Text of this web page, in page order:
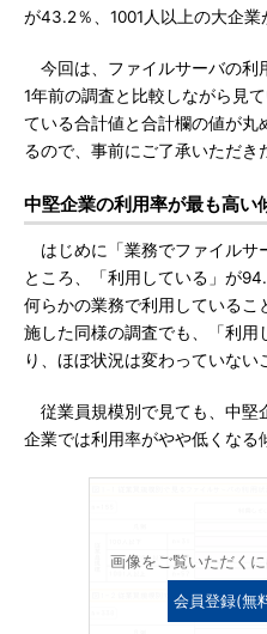
が43.2％、1001人以上の大企業
今回は、ファイルサーバの利
1年前の調査と比較しながら見
ている合計値と合計欄の値が丸
るので、事前にご了承いただき
中堅企業の利用率が最も高い
はじめに「業務でファイルサ
ところ、「利用している」が
何らかの業務で利用しているこ
施した同様の調査でも、「利用
り、ほぼ状況は変わっていない
従業員規模別で見ても、中堅
企業では利用率がやや低くなる
画像をご覧いただく
会員登録(無